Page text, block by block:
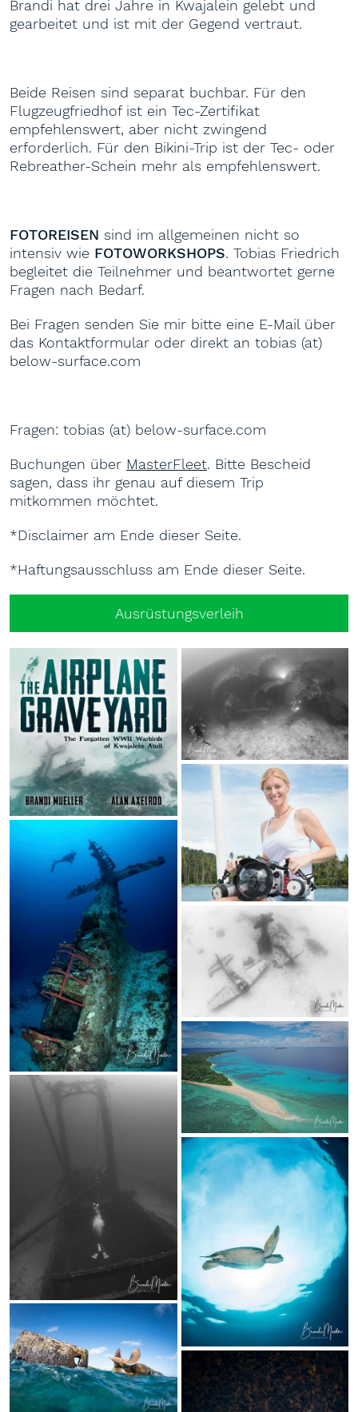
Brandi hat drei Jahre in Kwajalein gelebt und
gearbeitet und ist mit der Gegend vertraut.
Beide Reisen sind separat buchbar. Für den
Flugzeugfriedhof ist ein Tec-Zertifikat
empfehlenswert, aber nicht zwingend
erforderlich. Für den Bikini-Trip ist der Tec- oder
Rebreather-Schein mehr als empfehlenswert.
FOTOREISEN sind im allgemeinen nicht so
intensiv wie FOTOWORKSHOPS. Tobias Friedrich
begleitet die Teilnehmer und beantwortet gerne
Fragen nach Bedarf.
Bei Fragen senden Sie mir bitte eine E-Mail über
das Kontaktformular oder direkt an tobias (at)
below-surface.com
Fragen: tobias (at) below-surface.com
Buchungen über MasterFleet. Bitte Bescheid
sagen, dass ihr genau auf diesem Trip
mitkommen möchtet.
*Disclaimer am Ende dieser Seite.
*Haftungsausschluss am Ende dieser Seite.
Ausrüstungsverleih